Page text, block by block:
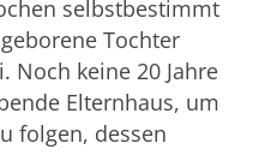
selbstbestimmt
Tochter
Noch keine 20 Jahre
Elternhaus, um
folgen, dessen